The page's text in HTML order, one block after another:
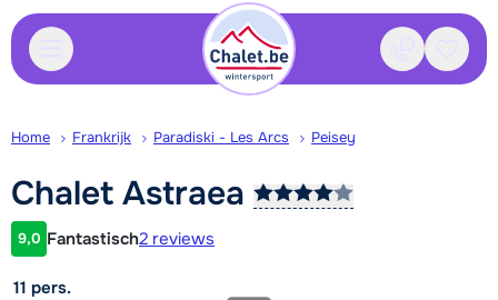
Contact
Home Frankrijk Paradiski - Les Arcs Peisey
Chalet Astraea
Klantwaardering
9,0 Fantastisch2 reviews
11 pers.